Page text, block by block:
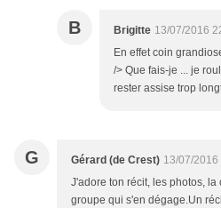
B Brigitte 13/07/2016
En effet coin
/> Que fais-je ... je
rester assise trop
G Gérard (de Crest) 13/07/2016
J'adore ton récit, les photos,
groupe qui s'en dégage.Un